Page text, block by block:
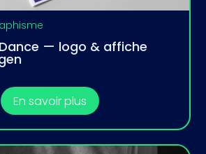
— logo & affiche
En savoir plus